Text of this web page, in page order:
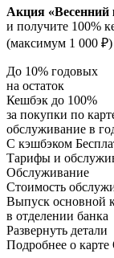
Акция «Весенний
и получите 100%
(максимум 1 000 ₽)
До 10% годовых
на остаток
Кешбэк до 100%
за покупки по
обслуживание в
С кэшбэком
Тарифы и
Обслуживание
Стоимость
Выпуск основной
в отделении банка
Развернуть детали
Подробнее о